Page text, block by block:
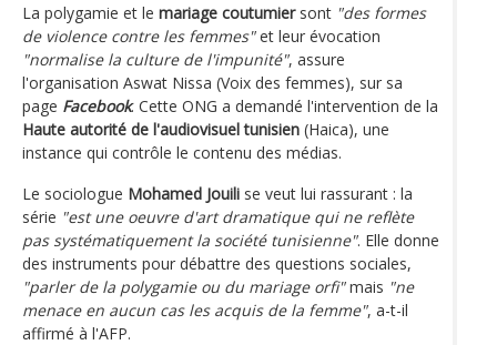
La polygamie et le mariage coutumiersont "des formes
de violence contre les femmes"et leur évocation
"normalise la culture de l'impunité", assure
l'organisation Aswat Nissa (Voix des femmes), sur sa
page Facebook. Cette ONG a demandé l'intervention de la
Haute autorité de l'audiovisuel tunisien (Haica), une
instance qui contrôle le contenu des médias.
Le sociologue Mohamed Jouili se veut lui rassurant : la
série "est une oeuvre d'art dramatique qui ne reflète
pas systématiquement la société tunisienne". Elle donne
des instruments pour débattre des questions sociales,
"parler de la polygamie ou du mariage orfi"mais "ne
menace en aucun cas les acquis de la femme", a-t-il
affirmé à l'AFP.